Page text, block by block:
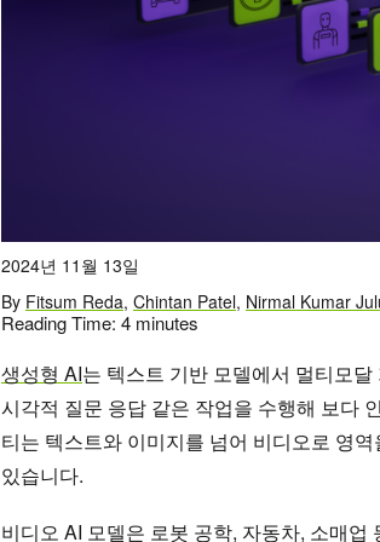
2024년 11월 13일
By Fitsum Reda, Chintan Patel, Nirmal Kumar
Reading Time: 4 minutes
생성형 AI는 텍스트 기반 모델에서 멀티모
시각적 질문 응답 같은 작업을 수행해 보다
티는 텍스트와 이미지를 넘어 비디오로 영
있습니다.
비디오 AI 모델은 로봇 공학, 자동차, 소매